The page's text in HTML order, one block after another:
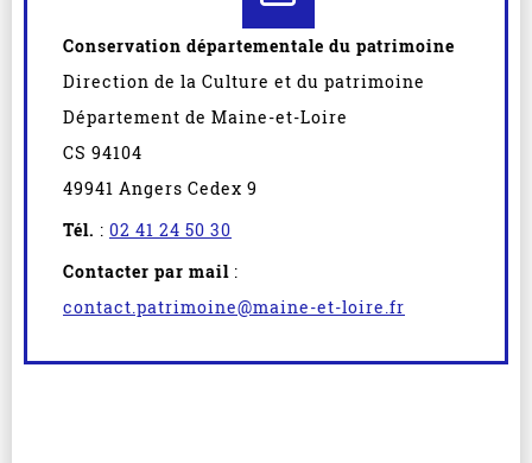
Conservation départementale du patrimoine
Direction de la Culture et du patrimoine
Département de Maine-et-Loire
CS 94104
49941 Angers Cedex 9
Tél. : 02 41 24 50 30
Contacter par mail :
contact.patrimoine@maine-et-loire.fr